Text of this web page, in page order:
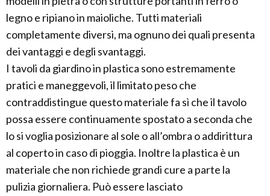
legno e ripiano in maioliche. Tutti materiali
completamente diversi, ma ognuno dei quali presenta
dei vantaggi e degli svantaggi.
I tavoli da giardino in plastica sono estremamente
pratici e maneggevoli, il limitato peso che
contraddistingue questo materiale fa sì che il tavolo
possa essere continuamente spostato a seconda che
lo si voglia posizionare al sole o all’ombra o addirittura
al coperto in caso di pioggia. Inoltre la plastica è un
materiale che non richiede grandi cure a parte la
pulizia giornaliera. Può essere lasciato